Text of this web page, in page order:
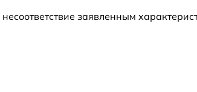
заявленным